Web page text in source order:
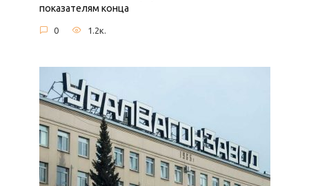
показателям конца
0 1.2к.